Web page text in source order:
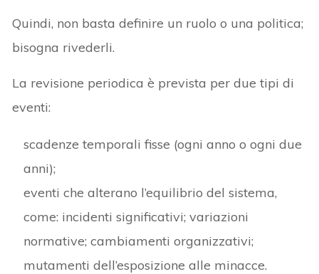
Quindi, non basta definire un ruolo o una politica;
bisogna rivederli.
La revisione periodica è prevista per due tipi di
eventi:
scadenze temporali fisse (ogni anno o ogni due
anni);
eventi che alterano l’equilibrio del sistema,
come: incidenti significativi; variazioni
normative; cambiamenti organizzativi;
mutamenti dell’esposizione alle minacce.